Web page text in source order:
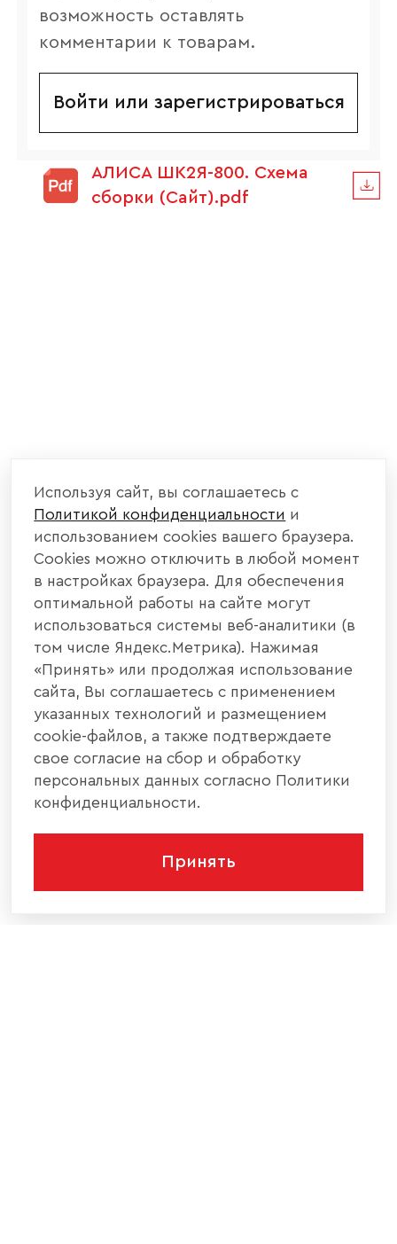
возможность оставлять
комментарии к товарам.
Войти или зарегистрироваться
АЛИСА ШК2Я-800. Схема
сборки (Сайт).pdf
Используя сайт, вы соглашаетесь с
Политикой конфиденциальности и
использованием cookies вашего браузера.
Cookies можно отключить в любой момент
в настройках браузера. Для обеспечения
оптимальной работы на сайте могут
использоваться системы веб-аналитики (в
том числе Яндекс.Метрика). Нажимая
«Принять» или продолжая использование
сайта, Вы соглашаетесь с применением
указанных технологий и размещением
cookie-файлов, а также подтверждаете
свое согласие на сбор и обработку
персональных данных согласно Политики
конфиденциальности.
Принять